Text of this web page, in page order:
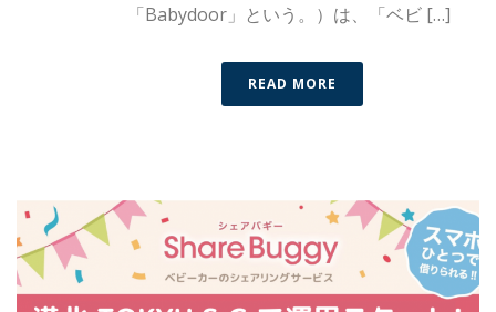
「Babydoor」という。）は、「ベビ […]
READ MORE